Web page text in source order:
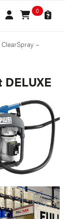
0
–
DELUXE